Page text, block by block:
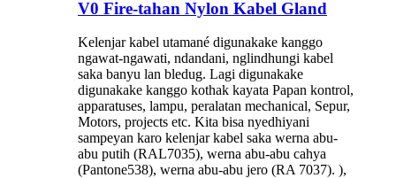
V0 Fire-tahan Nylon Kabel Gland
Kelenjar kabel utamané digunakake kanggo
ngawat-ngawati, ndandani, nglindhungi kabel
saka banyu lan bledug. Lagi digunakake
digunakake kanggo kothak kayata Papan kontrol,
apparatuses, lampu, peralatan mechanical, Sepur,
Motors, projects etc. Kita bisa nyedhiyani
sampeyan karo kelenjar kabel saka werna abu-
abu putih (RAL7035), werna abu-abu cahya
(Pantone538), werna abu-abu jero (RA 7037). ),